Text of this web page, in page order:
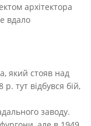
архітектора
вдало
який стояв над
тут відбувся бій,
заводу.